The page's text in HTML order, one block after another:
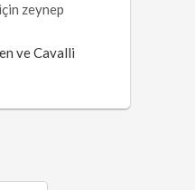
için zeynep
ve Cavalli